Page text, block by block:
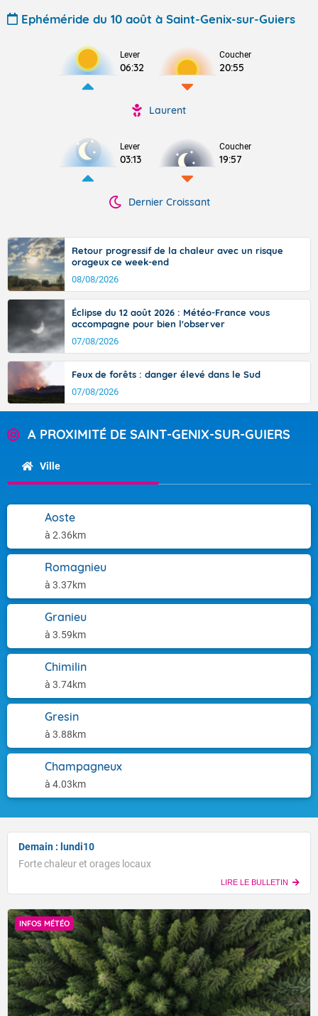
Ephéméride du 10 août à Saint-Genix-sur-Guiers
Lever
06:32
Coucher
20:55
Laurent
Lever
03:13
Coucher
19:57
Dernier Croissant
Retour progressif de la chaleur avec un risque
orageux ce week-end
08/08/2026
Éclipse du 12 août 2026 : Météo-France vous
accompagne pour bien l'observer
07/08/2026
Feux de forêts : danger élevé dans le Sud
07/08/2026
A PROXIMITÉ DE SAINT-GENIX-SUR-GUIERS
Ville
Aoste
à 2.36km
Romagnieu
à 3.37km
Granieu
à 3.59km
Chimilin
à 3.74km
Gresin
à 3.88km
Champagneux
à 4.03km
Demain : lundi10
Forte chaleur et orages locaux
LIRE LE BULLETIN
INFOS MÉTÉO